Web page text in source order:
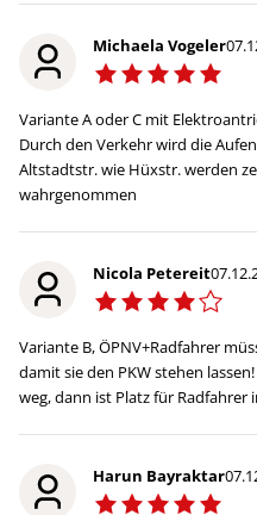
Michaela Vogeler
Variante A oder C mit
Durch den Verkehr wird die
Altstadtstr. wie Hüxstr. werden
wahrgenommen
Nicola Petereit
Variante B, ÖPNV+Radfahrer
damit sie den PKW stehen
weg, dann ist Platz für Radfahrer
Harun Bayraktar